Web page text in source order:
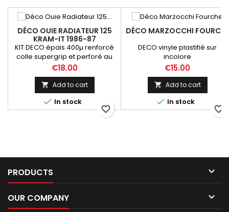
DÉCO OUIE RADIATEUR 125
KRAM-IT 1986-87
KIT DECO épais 400µ renforcé
colle supergrip et perforé au
niveau du réservoir
Price
€18.00
 Add to cart
 In stock
favorite_border
DÉCO MARZOCCHI FOURCHE
DECO vinyle plastifié sur
incolore
Price
€15.00
 Add to cart
 In stock
favorite_border
PRODUCTS 
OUR COMPANY 